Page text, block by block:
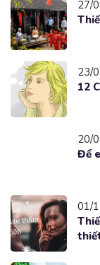
27/
23/
12
20/
Để
01/